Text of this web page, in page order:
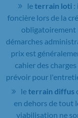
leterrain loti :
foncière lors de la
obligatoirement
démarches
prix est
cahier des
prévoir pour
leterrain diffus
en dehors de tout
viabilisation ne